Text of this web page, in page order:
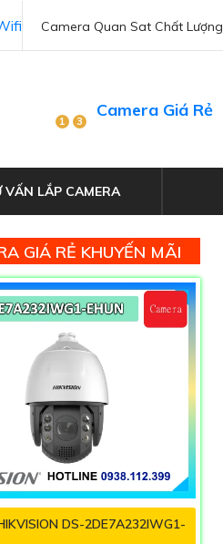
Camera Quan Sat Chất Lượng
1 3
Camera Giá Rẻ
VẤN LẮP CAMERA
GIÁ RẺ KHUYẾN MÃI
DS-2DE7A232IWG1-